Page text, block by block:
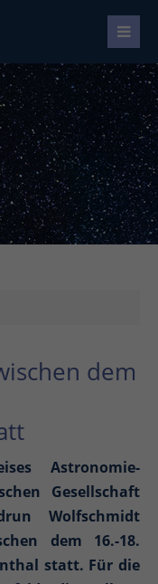
dem
Astronomie-
Gesellschaft
Wolfschmidt
dem 16.-18.
statt. Für die